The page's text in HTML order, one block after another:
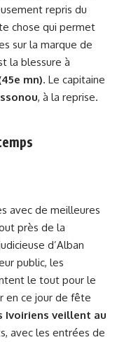
repris du
chose qui permet
sur la marque de
la blessure à
mn). Le capitaine
, à la reprise.
avec de meilleures
près de la
d’Alban
public, les
le tout pour le
en ce jour de fête
Ivoiriens veillent au
avec les entrées de